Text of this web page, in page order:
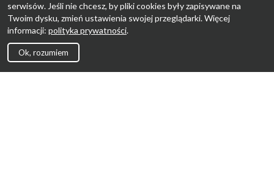
serwisów. Jeśli nie chcesz, by pliki cookies były zapisywane na
Twoim dysku, zmień ustawienia swojej przeglądarki. Więcej
informacji: polityka prywatności.
Ok, rozumiem